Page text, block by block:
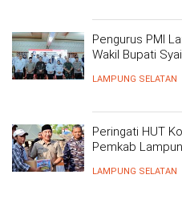
Pengurus PMI
Wakil Bupati
LAMPUNG SELATAN
Peringati HUT
Pemkab
LAMPUNG SELATAN